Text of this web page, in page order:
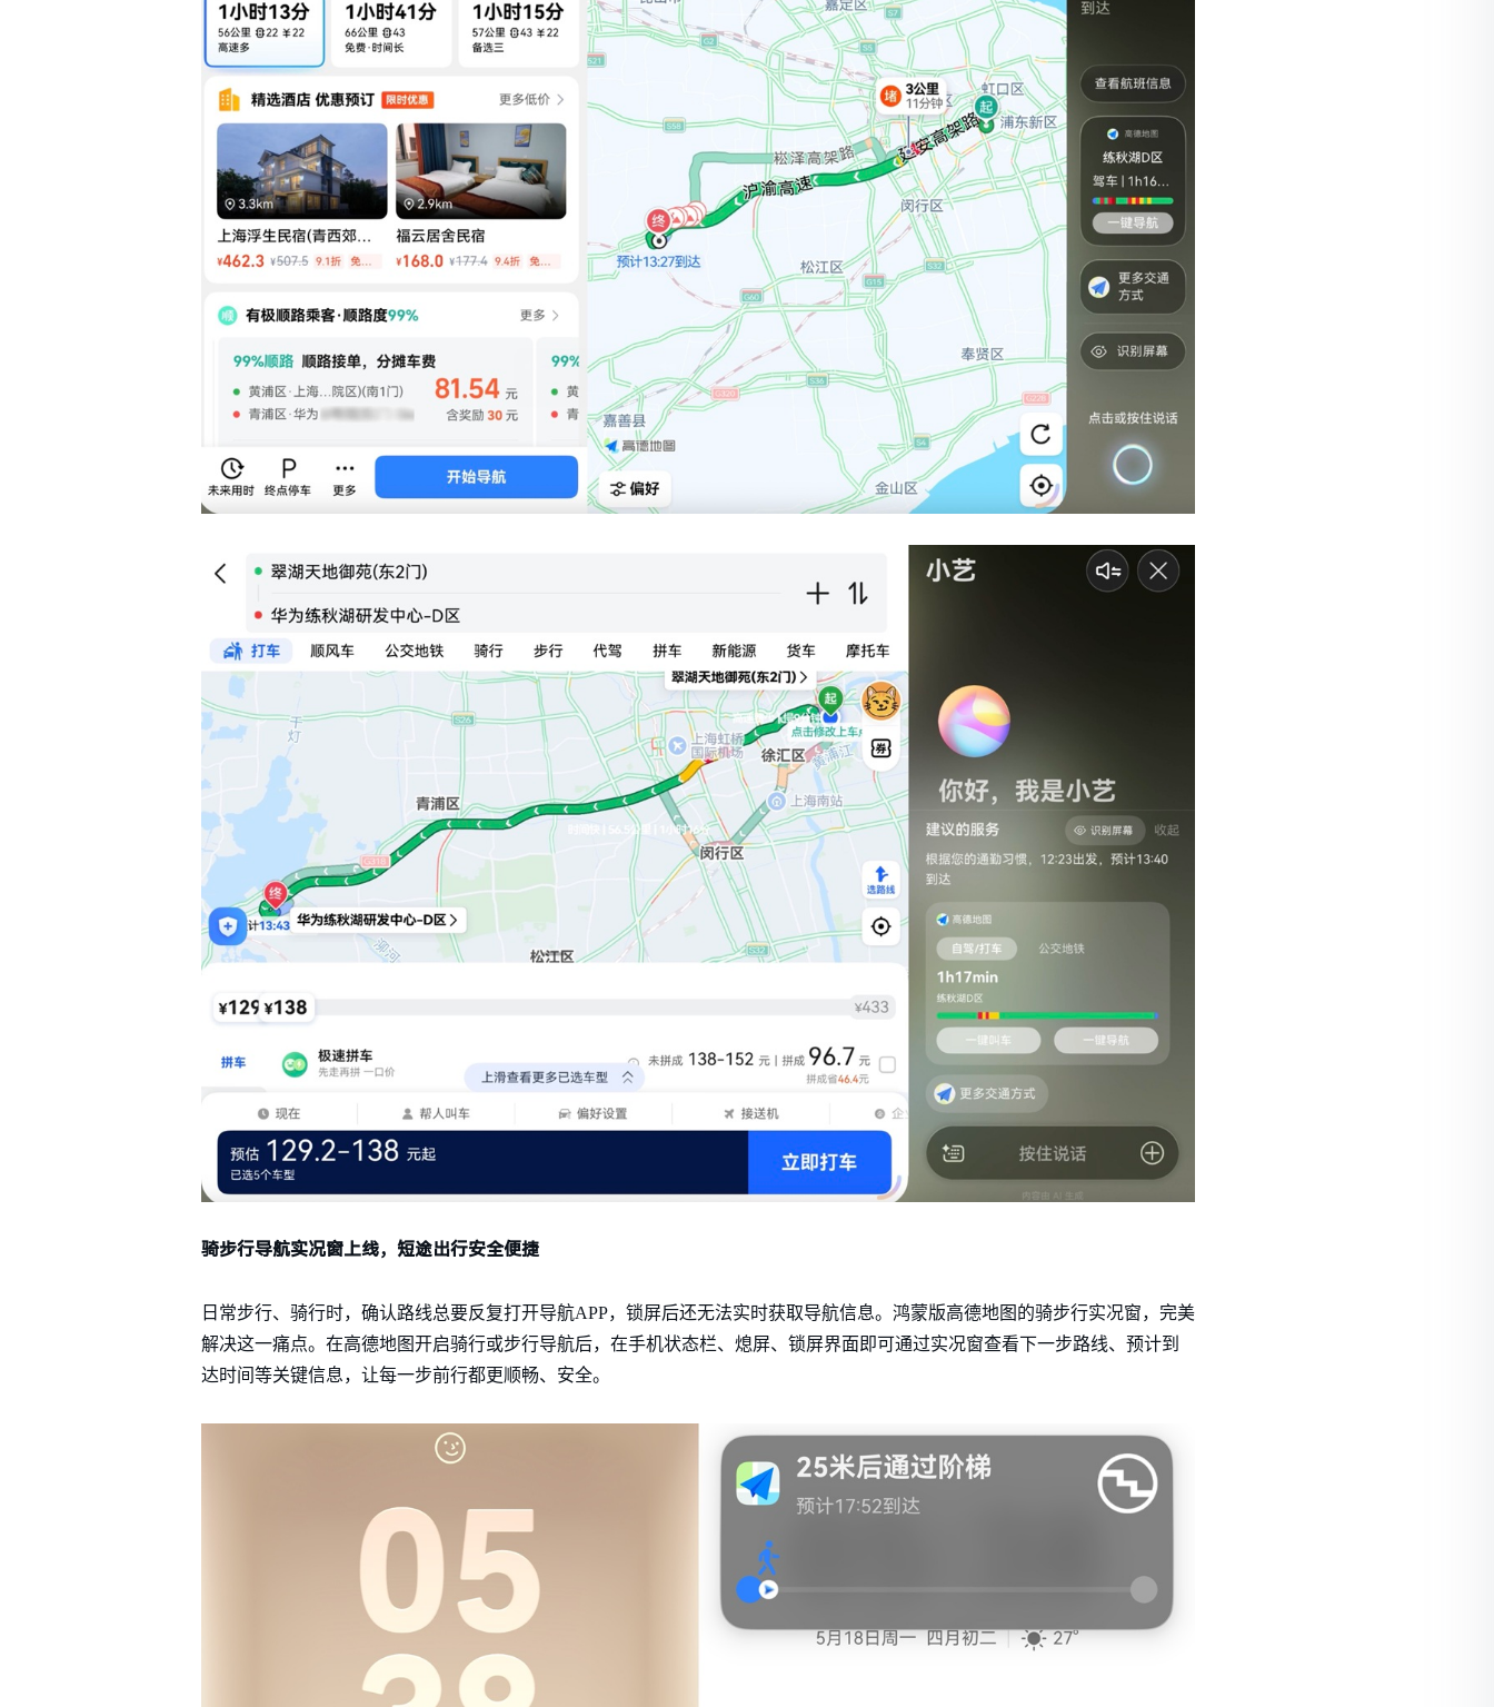
骑步行导航实况窗上线，短途出行安全便捷
日常步行、骑行时，确认路线总要反复打开导航APP，锁屏后还无法实时获取导航信息。鸿蒙版高德地图的骑步行实况窗，完美
解决这一痛点。在高德地图开启骑行或步行导航后，在手机状态栏、熄屏、锁屏界面即可通过实况窗查看下一步路线、预计到
达时间等关键信息，让每一步前行都更顺畅、安全。